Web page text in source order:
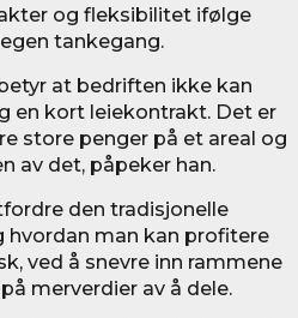
og fleksibilitet ifølge
tankegang.
at bedriften ikke kan
en kort leiekontrakt. Det er
store penger på et areal og
av det, påpeker han.
den tradisjonelle
hvordan man kan profitere
ved å snevre inn rammene
merverdier av å dele.